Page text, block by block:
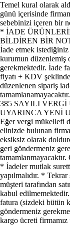
Temel kural olarak
günü içerisinde
sebebinizi içeren bir
* İADE
BİLDİREN BİR
İade etmek
kurumun düzenlemiş
gerekmektedir. İade
fiyatı + KDV
düzenlenen sipariş
tamamlanamayacaktır.
385 SAYILI
UYARINCA YENİ
Eğer vergi mükellefi
elinizde bulunan
eksiksiz olarak
geri göndermeniz
tamamlanmayacaktır.
* İadeler mutlak
yapılmalıdır. *
müşteri tarafından
kabul
fatura (sizdeki bütün
göndermeniz
kargo ücreti firmamız